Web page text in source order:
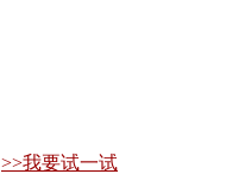
>>我要试一试